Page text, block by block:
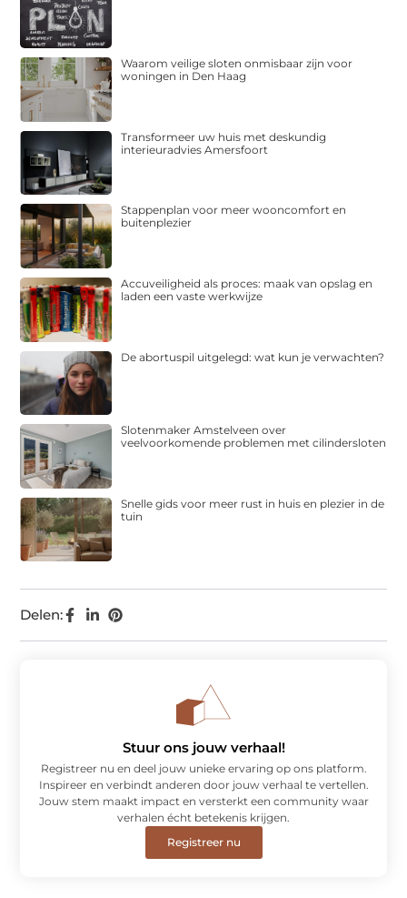
Delen:
Waarom veilige sloten onmisbaar zijn voor
woningen in Den Haag
Transformeer uw huis met deskundig
interieuradvies Amersfoort
Stappenplan voor meer wooncomfort en
buitenplezier
Accuveiligheid als proces: maak van opslag en
laden een vaste werkwijze
De abortuspil uitgelegd: wat kun je verwachten?
Slotenmaker Amstelveen over
veelvoorkomende problemen met cilindersloten
Snelle gids voor meer rust in huis en plezier in de
tuin
Stuur ons jouw verhaal!
Registreer nu en deel jouw unieke ervaring op ons platform.
Inspireer en verbindt anderen door jouw verhaal te vertellen.
Jouw stem maakt impact en versterkt een community waar
verhalen écht betekenis krijgen.
Registreer nu